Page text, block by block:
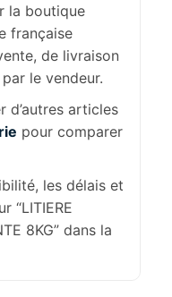
la boutique
française
de livraison
le vendeur.
d’autres articles
pour comparer
les délais et
“LITIERE
8KG” dans la